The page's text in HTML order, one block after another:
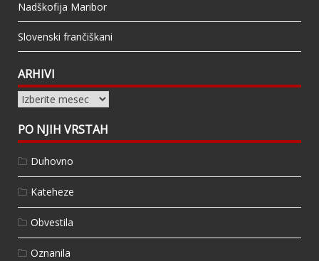
Nadškofija Maribor
Slovenski frančiškani
ARHIVI
Arhivi
PO NJIH VRSTAH
Duhovno
Kateheze
Obvestila
Oznanila